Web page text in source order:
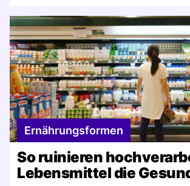
Ernährungsformen
So ruinieren
Lebensmittel die